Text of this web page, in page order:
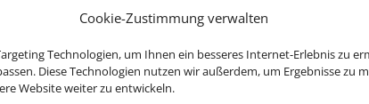
Cookie-Zustimmung verwalten
Technologien, um Ihnen ein besseres Internet-Erlebnis zu
Diese Technologien nutzen wir außerdem, um Ergebnisse zu
Website weiter zu entwickeln.Hotel und Bahn